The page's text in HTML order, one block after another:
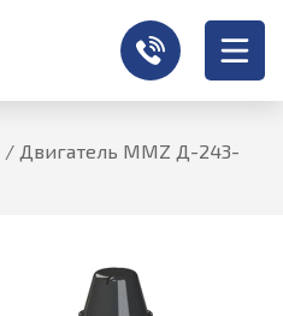
/ Двигатель MMZ Д-243-